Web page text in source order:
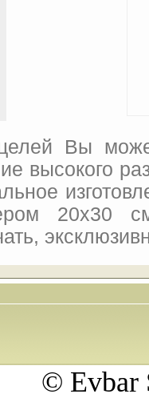
Вы
высокого
20x30
© Evbar